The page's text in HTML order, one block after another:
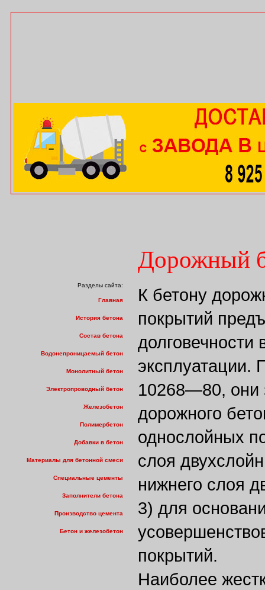
Разделы сайта:
Главная
История бетона
Состав бетона
Водонепроницаемый бетон
Монолитный бетон
Электропроводный бетон
Железобетон
Полимербетон
Добавки в бетон
Материалы для бетонной смеси
Специальные цементы
Заполнители бетона
Производство цемента
Бетон и железобетон
Дорожный
К бетону
покрытий
долговечности
эксплуатации.
10268—80, они
дорожного
однослойных
слоя
нижнего слоя
3) для
покрытий.
Наиболее